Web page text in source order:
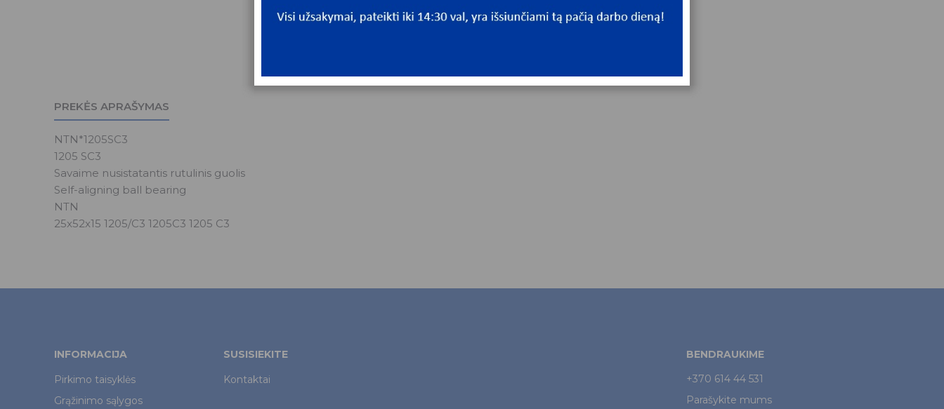
Išmatavimai 25x52x15
PREKĖS APRAŠYMAS
NTN*1205SC3
1205 SC3
Savaime nusistatantis rutulinis guolis
Self-aligning ball bearing
NTN
25x52x15 1205/C3 1205C3 1205 C3
INFORMACIJA
Pirkimo taisyklės
Grąžinimo sąlygos
SUSISIEKITE
Kontaktai
BENDRAUKIME
+370 614 44 531
Parašykite mums